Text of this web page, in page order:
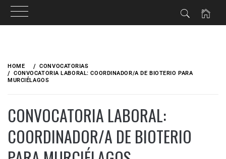
HOME
CONVOCATORIAS
CONVOCATORIA LABORAL: COORDINADOR/A DE BIOTERIO PARA
MURCIÉLAGOS
CONVOCATORIA LABORAL:
COORDINADOR/A DE BIOTERIO